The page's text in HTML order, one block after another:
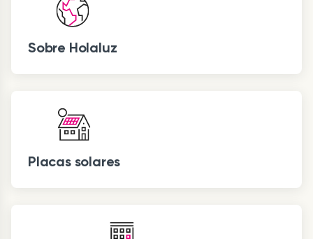
Sobre Holaluz
Placas solares